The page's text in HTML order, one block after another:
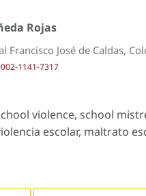
Rojas
Francisco José de Caldas,
1141-7317
violence, school
escolar, maltrato